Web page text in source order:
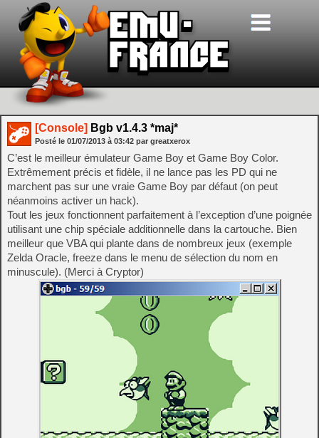
[Console] Bgb v1.4.3 *maj*
Posté le 01/07/2013 à 03:42 par greatxerox
C’est le meilleur émulateur Game Boy et Game Boy Color.
Extrêmement précis et fidèle, il ne lance pas les PD qui ne
marchent pas sur une vraie Game Boy par défaut (on peut
néanmoins activer un hack).
Tout les jeux fonctionnent parfaitement à l’exception d’une poignée
utilisant une chip spéciale additionnelle dans la cartouche. Bien
meilleur que VBA qui plante dans de nombreux jeux (exemple
Zelda Oracle, freeze dans le menu de sélection du nom en
minuscule). (Merci à Cryptor)